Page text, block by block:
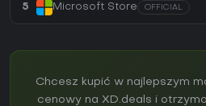
5 Microsoft Store OFFICIAL
Chcesz kupić w najlepszym
cenowy na XD.deals i